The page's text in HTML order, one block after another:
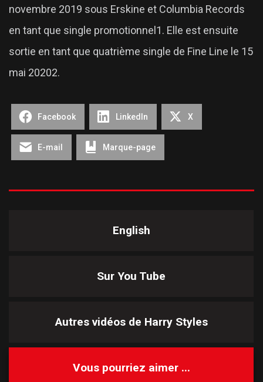
novembre 2019 sous Erskine et Columbia Records
en tant que single promotionnel1. Elle est ensuite
sortie en tant que quatrième single de Fine Line le 15
mai 20202.
Facebook LinkedIn X
E-mail Marque-page
English
Sur You Tube
Autres vidéos de Harry Styles
Vous pourriez aimer ...